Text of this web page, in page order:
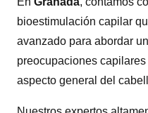
bioestimulación capilar
avanzado para abordar
preocupaciones
aspecto general del